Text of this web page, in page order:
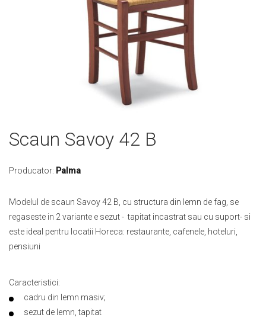
Scaun Savoy 42 B
Producator: Palma
Modelul de scaun Savoy 42 B, cu structura din lemn de fag, se
regaseste in 2 variante e sezut - tapitat incastrat sau cu suport- si
este ideal pentru locatii Horeca: restaurante, cafenele, hoteluri,
pensiuni
Caracteristici:
cadru din lemn masiv;
sezut de lemn, tapitat
Skip
to
beginning
images
gallery